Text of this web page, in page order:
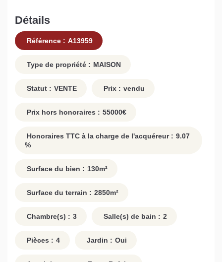
Détails
Référence : A13959
Type de propriété : MAISON
Statut : VENTE Prix : vendu
Prix hors honoraires : 55000€
Honoraires TTC à la charge de l'acquéreur : 9.07
%
Surface du bien : 130m²
Surface du terrain : 2850m²
Chambre(s) : 3 Salle(s) de bain : 2
Pièces : 4 Jardin : Oui